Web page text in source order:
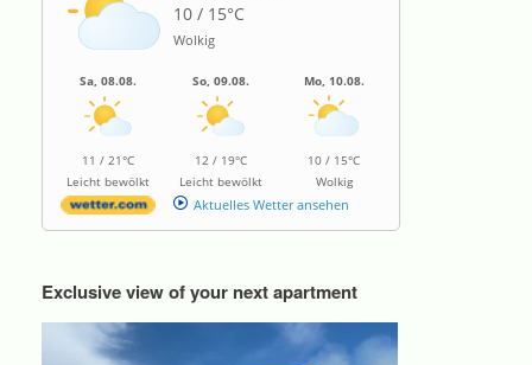
10 / 15°C
Wolkig
Sa, 08.08.
11 / 21°C
Leicht bewölkt
So, 09.08.
12 / 19°C
Leicht bewölkt
Mo, 10.08.
10 / 15°C
Wolkig
Aktuelles Wetter ansehen
Exclusive view of your next apartment